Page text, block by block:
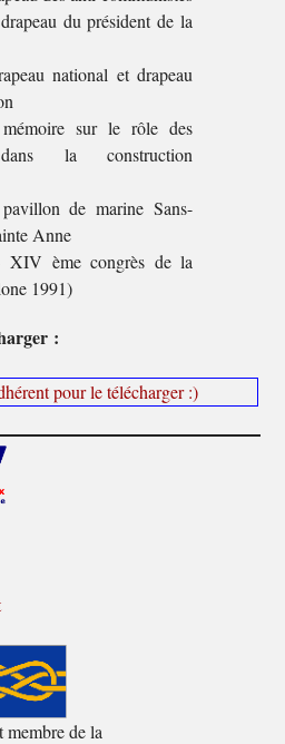
du président de la
national et drapeau
sur le rôle des
la construction
de marine Sans-
Anne
XIV ème congrès de la
1991)
:
pour le télécharger :)
de la